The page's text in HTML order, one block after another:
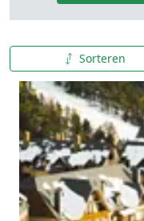
Sorteren
A tot Z
Z tot A